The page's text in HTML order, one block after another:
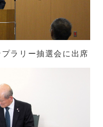
ラリー抽選会に出席